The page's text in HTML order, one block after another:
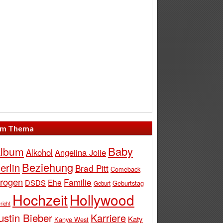
Thema
Alkohol Angelina Jolie Baby
Beziehung Brad Pitt Comeback
DSDS Ehe Familie Geburt Geburtstag
HochzeitHollywood
Bieber Kanye West Karriere Katy